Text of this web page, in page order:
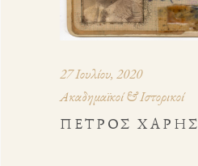
27 Ιουλίου, 2020
Ακαδημαϊκοί & Ιστορικοί
ΠΈΤΡΟΣ ΧΑΡΉΣ